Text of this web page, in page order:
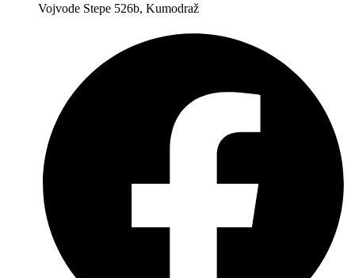
Vojvode Stepe 526b, Kumodraž